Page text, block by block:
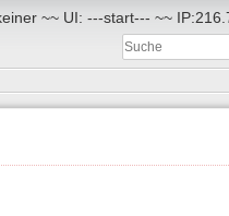
~~ UI: ---start--- ~~